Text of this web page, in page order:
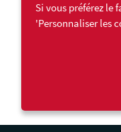
Si vous préférez le
'Personnaliser les